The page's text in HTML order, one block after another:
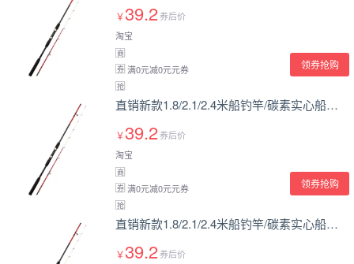
￥39.2券后价
淘宝
商
券 满0元减0元元券
抢
领券抢购
直销新款1.8/2.1/2.4米船钓竿/碳素实心船钓竿/直柄近海杆铁板竿
￥39.2券后价
淘宝
商
券 满0元减0元元券
抢
领券抢购
直销新款1.8/2.1/2.4米船钓竿/碳素实心船钓竿/直柄近海杆铁板竿
￥39.2券后价